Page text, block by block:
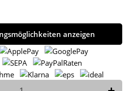
anzeigen